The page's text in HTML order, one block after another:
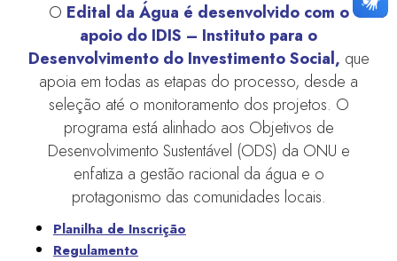
O Edital da Água é desenvolvido com o
apoio do IDIS – Instituto para o
Desenvolvimento do Investimento Social, que
apoia em todas as etapas do processo, desde a
seleção até o monitoramento dos projetos. O
programa está alinhado aos Objetivos de
Desenvolvimento Sustentável (ODS) da ONU e
enfatiza a gestão racional da água e o
protagonismo das comunidades locais.
Planilha de Inscrição
Regulamento